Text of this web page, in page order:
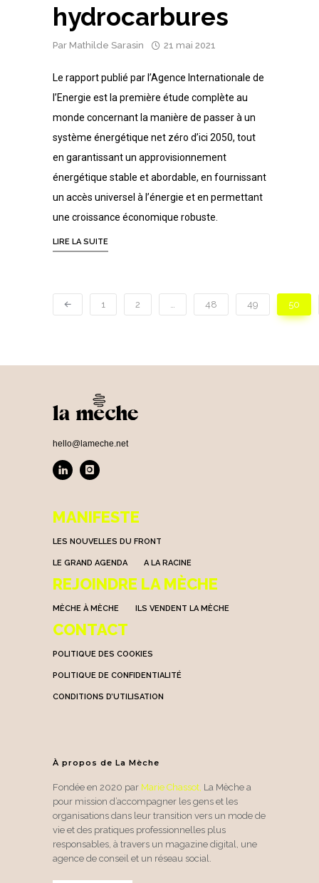
hydrocarbures
Par Mathilde Sarasin 21 mai 2021
Le rapport publié par l’Agence Internationale de
l’Energie est la première étude complète au
monde concernant la manière de passer à un
système énergétique net zéro d’ici 2050, tout
en garantissant un approvisionnement
énergétique stable et abordable, en fournissant
un accès universel à l’énergie et en permettant
une croissance économique robuste.
LIRE LA SUITE
1 2 … 48 49 50
hello@lameche.net
MANIFESTE
LES NOUVELLES DU FRONT
LE GRAND AGENDA A LA RACINE
REJOINDRE LA MÈCHE
MÈCHE À MÈCHE ILS VENDENT LA MÈCHE
CONTACT
POLITIQUE DES COOKIES
POLITIQUE DE CONFIDENTIALITÉ
CONDITIONS D’UTILISATION
À propos de La Mèche
Fondée en 2020 par Marie Chassot La Mèche a
pour mission d’accompagner les gens et les
organisations dans leur transition vers un mode de
vie et des pratiques professionnelles plus
responsables, à travers un magazine digital, une
agence de conseil et un réseau social.